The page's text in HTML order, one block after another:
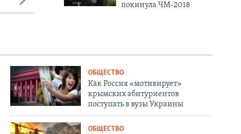
покинула ЧМ-2018
ОБЩЕСТВО
Как Россия «мотивирует»
крымских абитуриентов
поступать в вузы Украины
ОБЩЕСТВО